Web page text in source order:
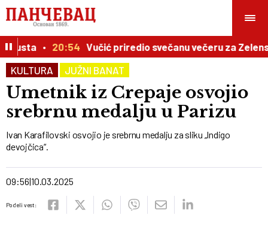
20:54 Vučić priredio svečanu večeru za
KULTURA
JUŽNI BANAT
Umetnik iz Crepaje osvojio
srebrnu medalju u Parizu
Ivan Karafilovski osvojio je srebrnu medalju za sliku „Indigo
devojčica“.
09:56 10.03.2025
Podeli vest: